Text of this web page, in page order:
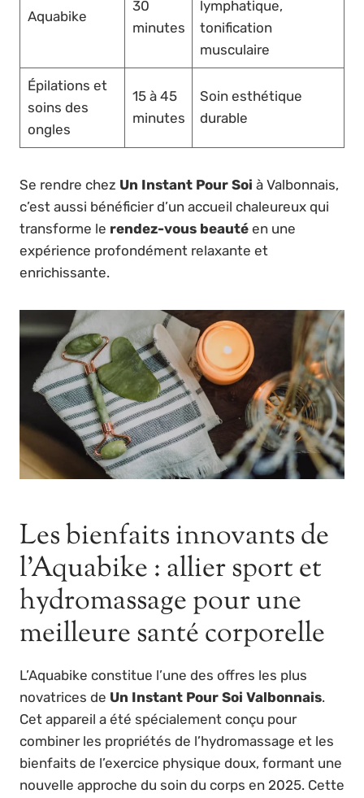
Aquabike
30
minutes
lymphatique,
tonification
musculaire
Épilations et
soins des
ongles
15 à 45
minutes
Soin esthétique
durable
Se rendre chez Un Instant Pour Soi à Valbonnais,
c’est aussi bénéficier d’un accueil chaleureux qui
transforme le rendez-vous beauté en une
expérience profondément relaxante et
enrichissante.
Les bienfaits innovants de
l’Aquabike : allier sport et
hydromassage pour une
meilleure santé corporelle
L’Aquabike constitue l’une des offres les plus
novatrices de Un Instant Pour Soi Valbonnais.
Cet appareil a été spécialement conçu pour
combiner les propriétés de l’hydromassage et les
bienfaits de l’exercice physique doux, formant une
nouvelle approche du soin du corps en 2025. Cette